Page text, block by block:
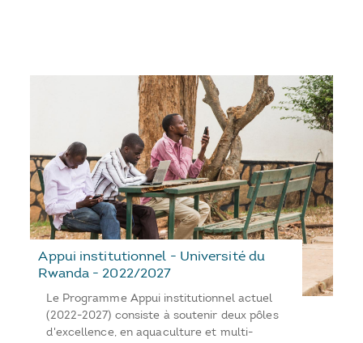
Appui institutionnel - Université du
Rwanda - 2022/2027
Le Programme Appui institutionnel actuel
(2022-2027) consiste à soutenir deux pôles
d'excellence, en aquaculture et multi-